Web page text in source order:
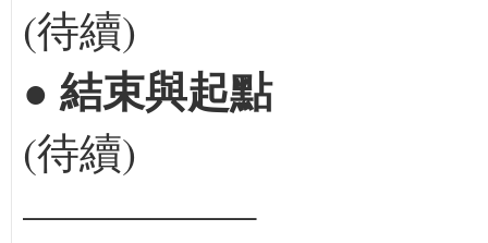
(待續)
● 結束與起點
(待續)
—————–